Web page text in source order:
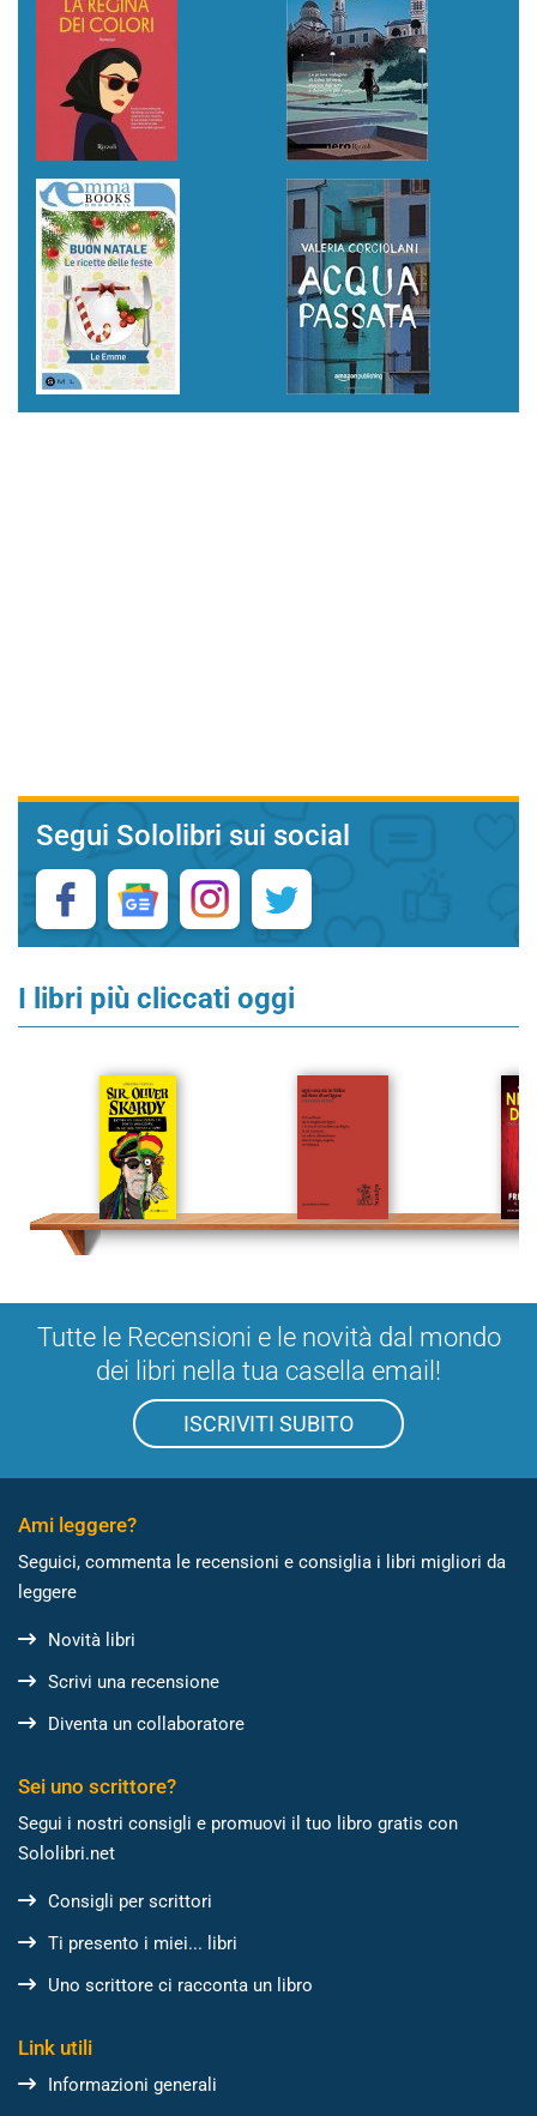
Segui Sololibri sui social
I libri più cliccati oggi
Tutte le Recensioni e le novità dal mondo
dei libri nella tua casella email!
ISCRIVITI SUBITO
Ami leggere?
Seguici, commenta le recensioni e consiglia i libri migliori da
leggere
Novità libri
Scrivi una recensione
Diventa un collaboratore
Sei uno scrittore?
Segui i nostri consigli e promuovi il tuo libro gratis con
Sololibri.net
Consigli per scrittori
Ti presento i miei... libri
Uno scrittore ci racconta un libro
Link utili
Informazioni generali